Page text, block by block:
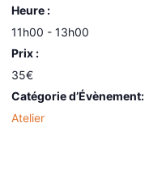
Heure :
11h00 - 13h00
Prix :
35€
Catégorie d’Évènement:
Atelier